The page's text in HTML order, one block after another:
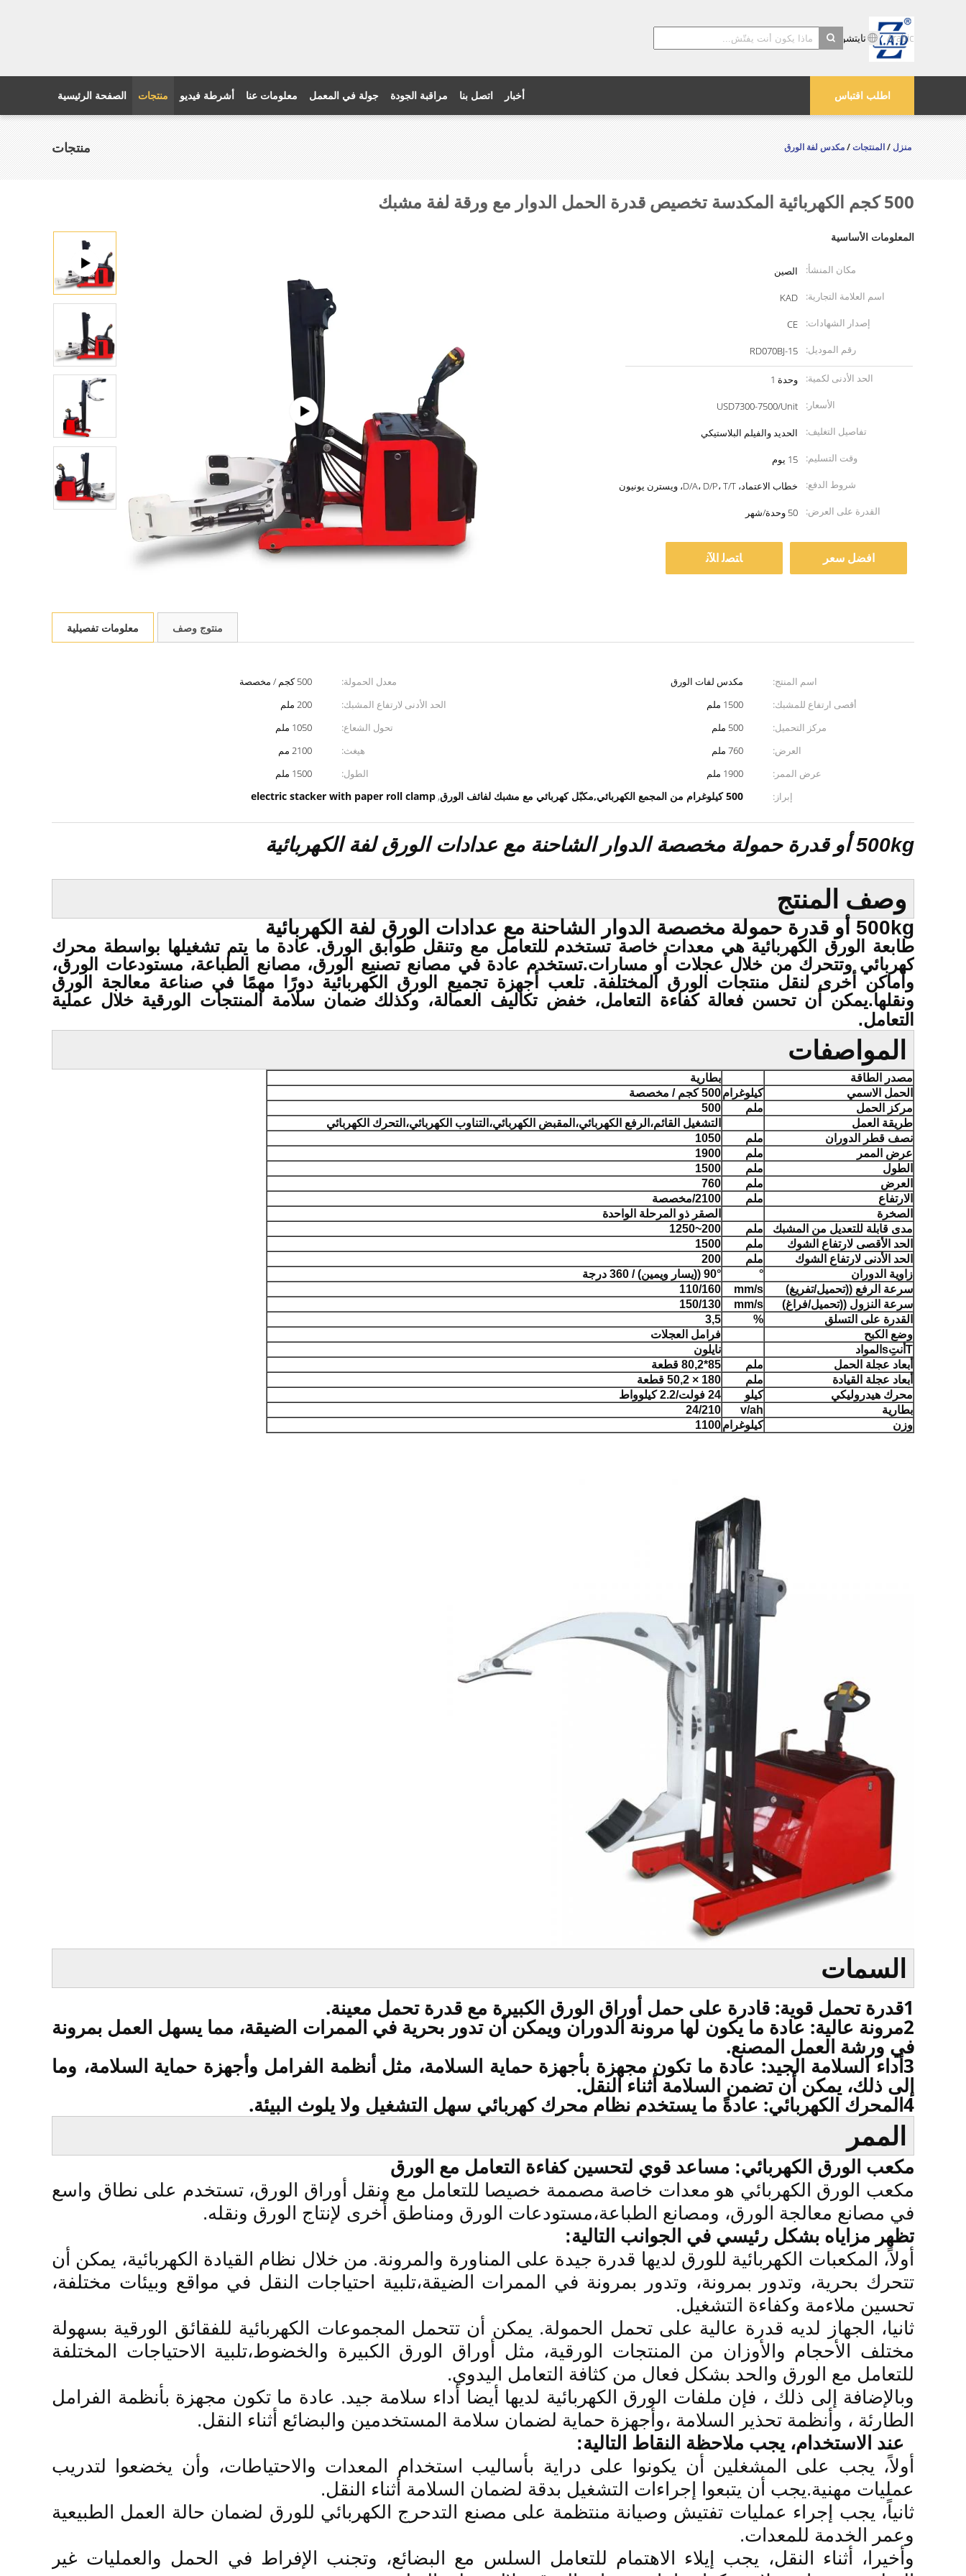
تايتشو Kayond الماكينات والشركة المحدودة
Arabic
اطلب اقتباس الصفحة الرئيسية منتجات أشرطة فيديو معلومات عنا جولة في المعمل مراقبة الجودة اتصل بنا أخبار
منتجات منزل/المنتجات/مكدس لفة الورق
500 كجم الكهربائية المكدسة تخصيص قدرة الحمل الدوار مع ورقة لفة مشبك
المعلومات الأساسية
مكان المنشأ:
الصين
اسم العلامة التجارية:
KAD
إصدار الشهادات:
CE
رقم الموديل:
RD070BJ-15
الحد الأدنى لكمية:
وحدة 1
الأسعار:
USD7300-7500/Unit
تفاصيل التغليف:
الحديد والفيلم البلاستيكي
وقت التسليم:
15 يوم
شروط الدفع:
خطاب الاعتماد، D/A، D/P، T/T، ويسترن يونيون
القدرة على العرض:
50 وحدة/شهر
افضل سعر ﺎﺘﺼﻟ ﺍﻶﻧ
معلومات تفصيلية منتوج وصف
اسم المنتج: مكدس لفات الورق معدل الحمولة:
500 كجم / مخصصة
أقصى ارتفاع للمشبك:
1500 ملم الحد الأدنى لارتفاع المشبك:
200 ملم
مركز التحميل:
500 ملم تحول الشعاع:
1050 ملم
العرض:
760 ملم هيغث:
2100 مم
عرض الممر:
1900 ملم الطول:
1500 ملم
إبراز:
500 كيلوغرام من المجمع الكهربائي,مكبّل كهربائي مع مشبك لفائف الورق ,
electric stacker with paper roll clamp
500kg أو قدرة حمولة مخصصة الدوار الشاحنة مع عدادات الورق لفة الكهربائية
وصف المنتج
500kg أو قدرة حمولة مخصصة الدوار الشاحنة مع عدادات الورق لفة الكهربائية
طابعة الورق الكهربائية هي معدات خاصة تستخدم للتعامل مع وتنقل طوابق الورق. عادة ما يتم تشغيلها بواسطة محرك
كهربائي وتتحرك من خلال عجلات أو مسارات.تستخدم عادة في مصانع تصنيع الورق، مصانع الطباعة، مستودعات الورق،
وأماكن أخرى لنقل منتجات الورق المختلفة. تلعب أجهزة تجميع الورق الكهربائية دورًا مهمًا في صناعة معالجة الورق
ونقلها.يمكن أن تحسن فعالة كفاءة التعامل، خفض تكاليف العمالة، وكذلك ضمان سلامة المنتجات الورقية خلال عملية
التعامل.
المواصفات
مصدر الطاقة
بطارية
الحمل الاسمي
كيلوغرام500 كجم / مخصصة
مركز الحمل
ملم
500
طريقة العمل
التشغيل القائم،الرفع الكهربائي،المقبض الكهربائي،التناوب الكهربائي،التحرك الكهربائي
نصف قطر الدوران
ملم
1050
عرض الممر
ملم
1900
الطول
ملم
1500
العرض
ملم
760
الارتفاع
ملم
2100/مخصصة
الصخرة
الصقر ذو المرحلة الواحدة
مدى قابلة للتعديل من المشبك
ملم
200~1250
الحد الأقصى لارتفاع الشوك
ملم
1500
الحد الأدنى لارتفاع الشوك
ملم
200
زاوية الدوران
°
90° ((يسار ويمين) / 360 درجة
سرعة الرفع ((تحميل/تفريغ)
mm/s
110/160
سرعة النزول ((تحميل/فراغ)
mm/s
150/130
القدرة على التسلق
%
3,5
وضع الكبح
فرامل العجلات
T أنتِs المواد
نايلون
أبعاد عجلة الحمل
ملم
85*80,2 قطعة
أبعاد عجلة القيادة
ملم
180 × 50,2 قطعة
محرك هيدروليكي
كيلو
24 فولت/2.2 كيلوواط
بطارية
v/ah
24/210
وزن
كيلوغرام1100
السمات
1قدرة تحمل قوية: قادرة على حمل أوراق الورق الكبيرة مع قدرة تحمل معينة.
2مرونة عالية: عادة ما يكون لها مرونة الدوران ويمكن أن تدور بحرية في الممرات الضيقة، مما يسهل العمل بمرونة
في ورشة العمل المصنع.
3أداء السلامة الجيد: عادة ما تكون مجهزة بأجهزة حماية السلامة، مثل أنظمة الفرامل وأجهزة حماية السلامة، وما
إلى ذلك، يمكن أن تضمن السلامة أثناء النقل.
4المحرك الكهربائي: عادةً ما يستخدم نظام محرك كهربائي سهل التشغيل ولا يلوث البيئة.
الممر
مكعب الورق الكهربائي: مساعد قوي لتحسين كفاءة التعامل مع الورق
مكعب الورق الكهربائي هو معدات خاصة مصممة خصيصا للتعامل مع ونقل أوراق الورق، تستخدم على نطاق واسع
في مصانع معالجة الورق، ومصانع الطباعة،مستودعات الورق ومناطق أخرى لإنتاج الورق ونقله.
تظهر مزاياه بشكل رئيسي في الجوانب التالية:
أولاً، المكعبات الكهربائية للورق لديها قدرة جيدة على المناورة والمرونة. من خلال نظام القيادة الكهربائية، يمكن أن
تتحرك بحرية، وتدور بمرونة، وتدور بمرونة في الممرات الضيقة،تلبية احتياجات النقل في مواقع وبيئات مختلفة،
تحسين ملاءمة وكفاءة التشغيل.
ثانيا، الجهاز لديه قدرة عالية على تحمل الحمولة. يمكن أن تتحمل المجموعات الكهربائية للفقائق الورقية بسهولة
مختلف الأحجام والأوزان من المنتجات الورقية، مثل أوراق الورق الكبيرة والخضوط،تلبية الاحتياجات المختلفة
للتعامل مع الورق والحد بشكل فعال من كثافة التعامل اليدوي.
وبالإضافة إلى ذلك ، فإن ملفات الورق الكهربائية لديها أيضا أداء سلامة جيد. عادة ما تكون مجهزة بأنظمة الفرامل
الطارئة ، وأنظمة تحذير السلامة ،وأجهزة حماية لضمان سلامة المستخدمين والبضائع أثناء النقل.
عند الاستخدام، يجب ملاحظة النقاط التالية:
أولاً، يجب على المشغلين أن يكونوا على دراية بأساليب استخدام المعدات والاحتياطات، وأن يخضعوا لتدريب
عمليات مهنية.يجب أن يتبعوا إجراءات التشغيل بدقة لضمان السلامة أثناء النقل.
ثانياً، يجب إجراء عمليات تفتيش وصيانة منتظمة على مصنع التدحرج الكهربائي للورق لضمان حالة العمل الطبيعية
وعمر الخدمة للمعدات.
وأخيرا، أثناء النقل، يجب إيلاء الاهتمام للتعامل السلس مع البضائع، وتجنب الإفراط في الحمل والعمليات غير